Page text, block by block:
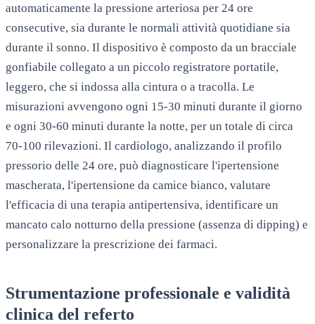
automaticamente la pressione arteriosa per 24 ore
consecutive, sia durante le normali attività quotidiane sia
durante il sonno. Il dispositivo è composto da un bracciale
gonfiabile collegato a un piccolo registratore portatile,
leggero, che si indossa alla cintura o a tracolla. Le
misurazioni avvengono ogni 15-30 minuti durante il giorno
e ogni 30-60 minuti durante la notte, per un totale di circa
70-100 rilevazioni. Il cardiologo, analizzando il profilo
pressorio delle 24 ore, può diagnosticare l'ipertensione
mascherata, l'ipertensione da camice bianco, valutare
l'efficacia di una terapia antipertensiva, identificare un
mancato calo notturno della pressione (assenza di dipping) e
personalizzare la prescrizione dei farmaci.
Strumentazione professionale e validità
clinica del referto